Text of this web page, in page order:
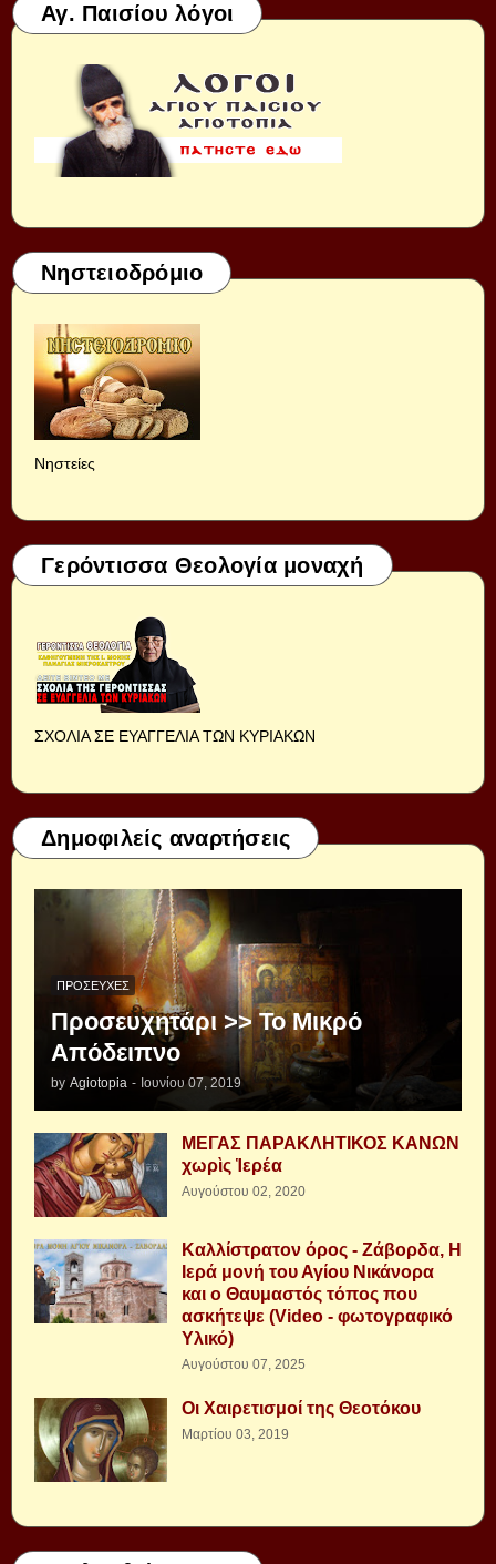
Αγ. Παισίου λόγοι
Νηστειοδρόμιο
Νηστείες
Γερόντισσα Θεολογία μοναχή
ΣΧΟΛΙΑ ΣΕ ΕΥΑΓΓΕΛΙΑ ΤΩΝ ΚΥΡΙΑΚΩΝ
Δημοφιλείς αναρτήσεις
ΠΡΟΣΕΥΧΈΣ
Προσευχητάρι >> Το Μικρό
Απόδειπνο
by Agiotopia - Ιουνίου 07, 2019
ΜΕΓΑΣ ΠΑΡΑΚΛΗΤΙΚΟΣ ΚΑΝΩΝ
χωρὶς Ἱερέα
Αυγούστου 02, 2020
Καλλίστρατον όρος - Ζάβορδα, Η
Ιερά μονή του Αγίου Νικάνορα
και ο Θαυμαστός τόπος που
ασκήτεψε (Video - φωτογραφικό
Υλικό)
Αυγούστου 07, 2025
Οι Χαιρετισμοί της Θεοτόκου
Μαρτίου 03, 2019